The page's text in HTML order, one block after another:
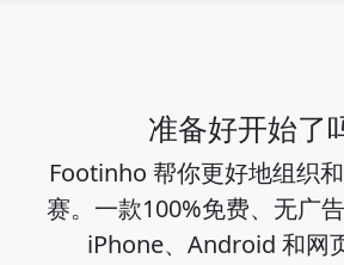
准备好开始了
Footinho 帮你更好地组织
赛。一款100%免费、无广
iPhone、Android 和网